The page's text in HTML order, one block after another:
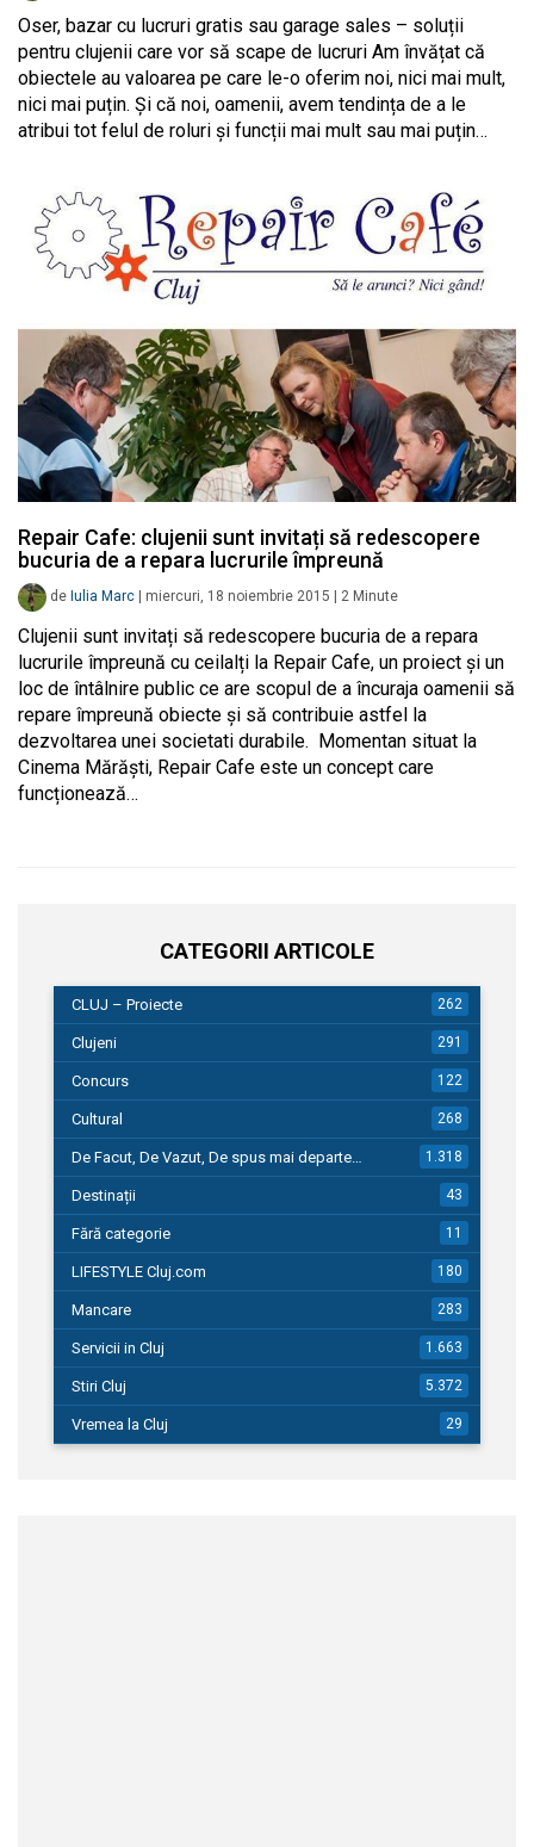
Oser, bazar cu lucruri gratis sau garage sales – soluții
pentru clujenii care vor să scape de lucruri Am învățat că
obiectele au valoarea pe care le-o oferim noi, nici mai mult,
nici mai puțin. Și că noi, oamenii, avem tendința de a le
atribui tot felul de roluri și funcții mai mult sau mai puțin…
Repair Cafe: clujenii sunt invitați să redescopere
bucuria de a repara lucrurile împreună
de Iulia Marc miercuri, 18 noiembrie 2015 2 Minute
Clujenii sunt invitați să redescopere bucuria de a repara
lucrurile împreună cu ceilalți la Repair Cafe, un proiect și un
loc de întâlnire public ce are scopul de a încuraja oamenii să
repare împreună obiecte și să contribuie astfel la
dezvoltarea unei societati durabile. Momentan situat la
Cinema Mărăști, Repair Cafe este un concept care
funcționează…
CATEGORII ARTICOLE
CLUJ – Proiecte 262
Clujeni 291
Concurs 122
Cultural 268
De Facut, De Vazut, De spus mai departe… 1.318
Destinații 43
Fără categorie 11
LIFESTYLE Cluj.com 180
Mancare 283
Servicii in Cluj 1.663
Stiri Cluj 5.372
Vremea la Cluj 29